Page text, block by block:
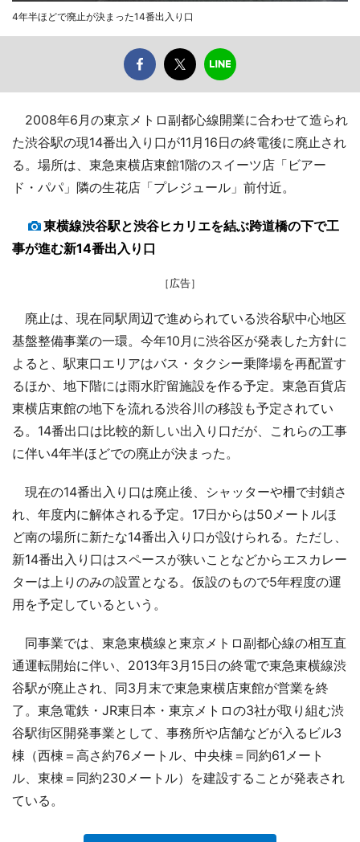
4年半ほどで廃止が決まった14番出入り口
2008年6月の東京メトロ副都心線開業に合わせて造られ
た渋谷駅の現14番出入り口が11月16日の終電後に廃止され
る。場所は、東急東横店東館1階のスイーツ店「ビアー
ド・パパ」隣の生花店「プレジュール」前付近。
東横線渋谷駅と渋谷ヒカリエを結ぶ跨道橋の下で工
事が進む新14番出入り口
［広告］
廃止は、現在同駅周辺で進められている渋谷駅中心地区
基盤整備事業の一環。今年10月に渋谷区が発表した方針に
よると、駅東口エリアはバス・タクシー乗降場を再配置す
るほか、地下階には雨水貯留施設を作る予定。東急百貨店
東横店東館の地下を流れる渋谷川の移設も予定されてい
る。14番出口は比較的新しい出入り口だが、これらの工事
に伴い4年半ほどでの廃止が決まった。
現在の14番出入り口は廃止後、シャッターや柵で封鎖さ
れ、年度内に解体される予定。17日からは50メートルほ
ど南の場所に新たな14番出入り口が設けられる。ただし、
新14番出入り口はスペースが狭いことなどからエスカレー
ターは上りのみの設置となる。仮設のもので5年程度の運
用を予定しているという。
同事業では、東急東横線と東京メトロ副都心線の相互直
通運転開始に伴い、2013年3月15日の終電で東急東横線渋
谷駅が廃止され、同3月末で東急東横店東館が営業を終
了。東急電鉄・JR東日本・東京メトロの3社が取り組む渋
谷駅街区開発事業として、事務所や店舗などが入るビル3
棟（西棟＝高さ約76メートル、中央棟＝同約61メート
ル、東棟＝同約230メートル）を建設することが発表され
ている。